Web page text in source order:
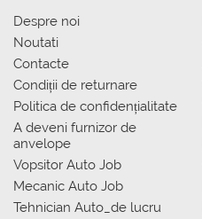
Despre noi
Noutati
Contacte
Condiții de returnare
Politica de confidențialitate
A deveni furnizor de
anvelope
Vopsitor Auto Job
Mecanic Auto Job
Tehnician Auto_de lucru